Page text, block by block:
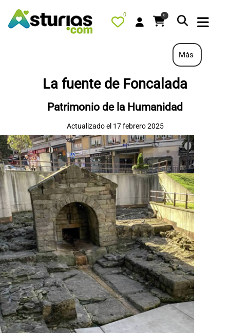
0 0
QUÉ HACER
ALOJAMIENTOS
RESTAURANTES
TURISMO ACTIVO
TIENDA
AGENDA
OFERTAS
CONTACTO
Más
La fuente de Foncalada
Patrimonio de la Humanidad
Actualizado el 17 febrero 2025